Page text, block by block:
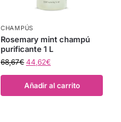
CHAMPÚS
Rosemary mint champú
purificante 1 L
68,67€ 44,62€
Añadir al carrito